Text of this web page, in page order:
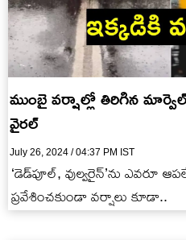
ముంబై వర్షాల్లో తిరిగిన
వైరల్
July 26, 2024 / 04:37 PM IST
‘డెడ్‌పూల్, వుల్వరైన్’ను ఎవరూ
ప్రవేశించకుండా వర్షాలు కూడా..